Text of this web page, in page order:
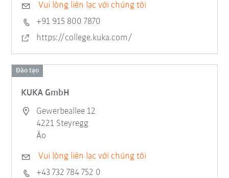
Vui lòng liên lạc với chúng tôi
+91 915 800 7870
https://college.kuka.com/
Đào tạo
KUKA GmbH
Gewerbeallee 12
4221 Steyregg
Áo
Vui lòng liên lạc với chúng tôi
+43 732 784 752 0